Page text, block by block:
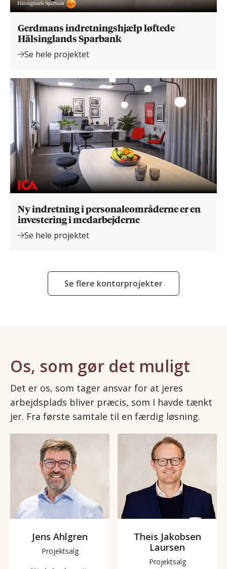
Gerdmans indretningshjælp løftede
Hälsinglands Sparbank
Se hele projektet
Ny indretning i personaleområderne er en
investering i medarbejderne
Se hele projektet
Se flere kontorprojekter
Os, som gør det muligt
Det er os, som tager ansvar for at jeres
arbejdsplads bliver præcis, som I havde tænkt
jer. Fra første samtale til en færdig løsning.
Jens Ahlgren
Projektsalg
Theis Jakobsen
Laursen
Projektsalg